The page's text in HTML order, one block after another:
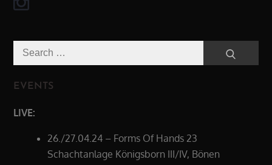
Search
for:
EVENTS
LIVE:
26./27.04.24 – Forms Of Hands 23
Schachtanlage Königsborn III/IV, Bönen